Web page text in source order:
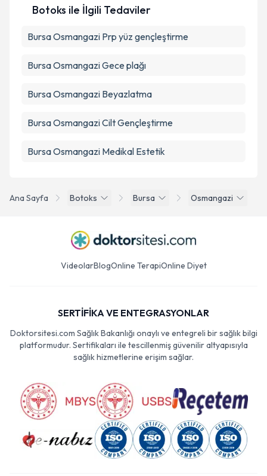
Ana Sayfa Botoks Bursa Osmangazi
Botoks ile İlgili Tedaviler
Bursa Osmangazi Prp yüz gençleştirme
Bursa Osmangazi Gece plağı
Bursa Osmangazi Beyazlatma
Bursa Osmangazi Cilt Gençleştirme
Bursa Osmangazi Medikal Estetik
VideolarBlogOnline TerapiOnline Diyet
SERTİFİKA VE ENTEGRASYONLAR
Doktorsitesi.com Sağlık Bakanlığı onaylı ve entegreli bir sağlık bilgi
platformudur. Sertifikaları ile tescillenmiş güvenilir altyapısıyla
sağlık hizmetlerine erişim sağlar.